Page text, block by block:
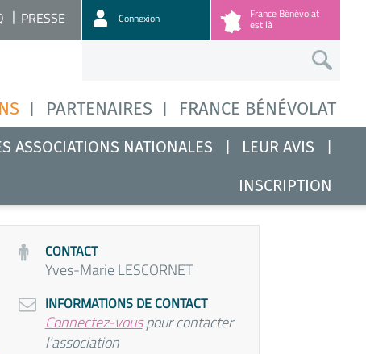
PARTENAIRES FRANCE BÉNÉVOLAT
PRESSE Connexion France Bénévolat
est là
ASSOCIATIONS NATIONALES
LEUR AVIS
INSCRIPTION
CONTACT
Yves-Marie LESCORNET
INFORMATIONS DE CONTACT
Connectez-vouspour contacter
l'association